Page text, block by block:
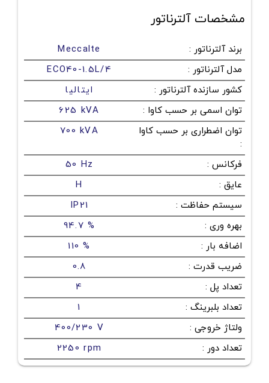
مشخصات آلترناتور
برند آلترناتور :
Meccalte
مدل آلترناتور :
ECO40-1.5L/4
کشور سازنده آلترناتور :
ایتالیا
توان اسمی بر حسب کاوا :
625 kVA
توان اضطراری بر حسب کاوا
:
700 kVA
فرکانس :
50 Hz
عایق :
H
سیستم حفاظت :
IP21
بهره وری :
94.7 %
اضافه بار :
110 %
ضریب قدرت :
0.8
تعداد پل :
4
تعداد بلبرینگ :
1
ولتاژ خروجی :
400/230 V
تعداد دور :
2250 rpm